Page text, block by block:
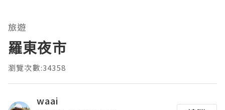
旅遊
羅東夜市
瀏覽次數:34358
waai